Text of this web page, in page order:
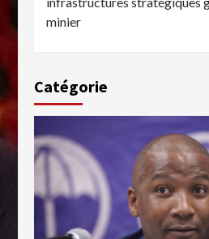
minier
Catégorie